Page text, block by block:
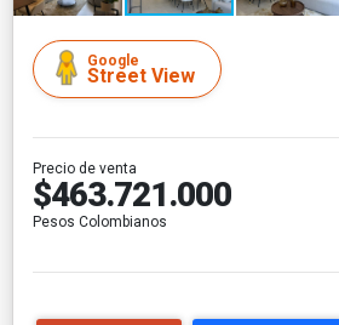
Google
Street View
Precio de venta
$463.721.000
Pesos Colombianos